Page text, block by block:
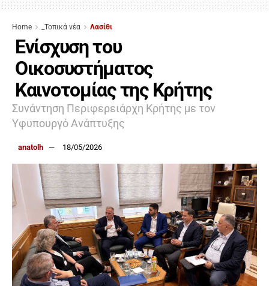
Home _Τοπικά νέα Λασίθι
Ενίσχυση του
Οικοσυστήματος
Καινοτομίας της Κρήτης
Συνάντηση Περιφερειάρχη Κρήτης με τον
Υφυπουργό Ανάπτυξης
anatolh 18/05/2026